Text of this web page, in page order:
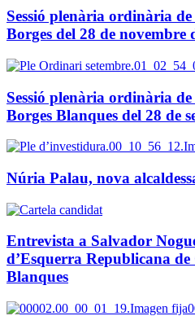
Sessió plenària ordinària
Borges del 28 de novembre
Sessió plenària ordinària
Borges Blanques del 28 de
Núria Palau, nova
Entrevista a Salvador
d’Esquerra Republicana
Blanques